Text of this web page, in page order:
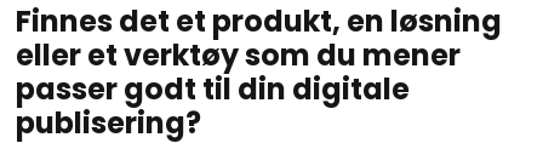
Finnes det et produkt, en løsning
eller et verktøy som du mener
passer godt til din digitale
publisering?